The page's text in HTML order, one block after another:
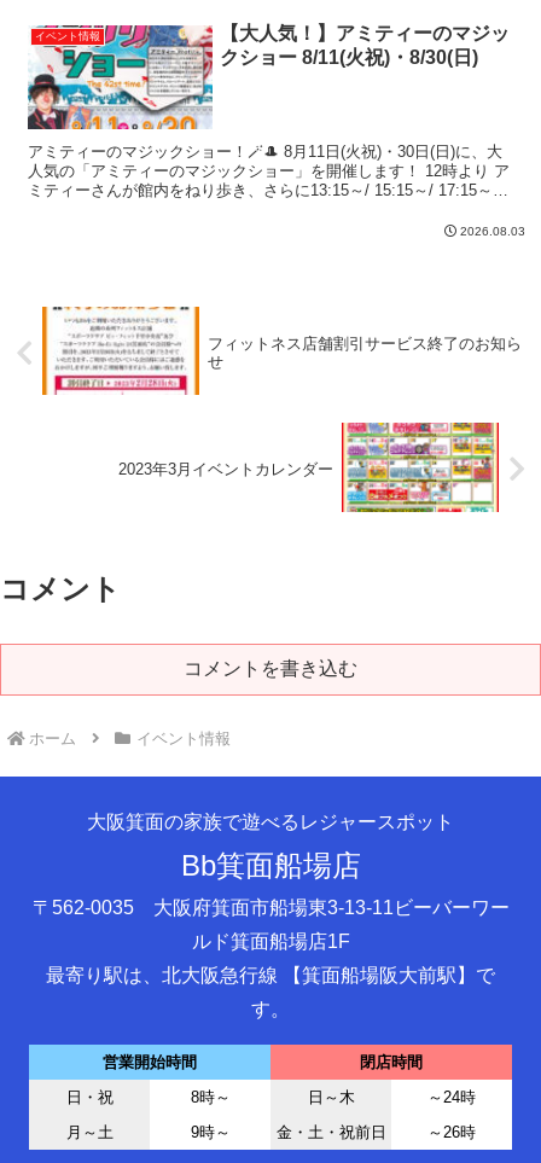
イベント情報
【大人気！】アミティーのマジッ
クショー 8/11(火祝)・8/30(日)
アミティーのマジックショー！🪄🎩 8月11日(火祝)・30日(日)に、大
人気の「アミティーのマジックショー」を開催します！ 12時より ア
ミティーさんが館内をねり歩き、さらに13:15～/ 15:15～/ 17:15～に
2026.08.03
フィットネス店舗割引サービス終了のお知ら
せ
2023年3月イベントカレンダー
コメント
コメントを書き込む
ホーム イベント情報
大阪箕面の家族で遊べるレジャースポット
Bb箕面船場店
〒562-0035 大阪府箕面市船場東3-13-11ビーバーワー
ルド箕面船場店1F
最寄り駅は、北大阪急行線 【箕面船場阪大前駅】で
す。
営業開始時間
閉店時間
日・祝
8時～ 日～木
～24時
月～土
9時～ 金・土・祝前日 ～26時